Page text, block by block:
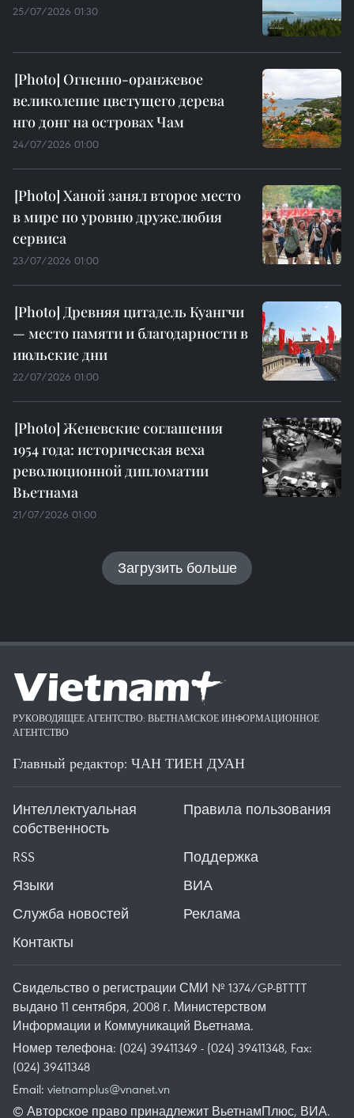
25/07/2026 01:30
Огненно-оранжевое
великолепие цветущего дерева
нго донг на островах Чам
24/07/2026 01:00
Ханой занял второе место
в мире по уровню дружелюбия
сервиса
23/07/2026 01:00
Древняя цитадель Куангчи
— место памяти и благодарности в
июльские дни
22/07/2026 01:00
Женевские соглашения
1954 года: историческая веха
революционной дипломатии
Вьетнама
21/07/2026 01:00
Загрузить больше
РУКОВОДЯЩЕЕ АГЕНТСТВО: ВЬЕТНАМСКОЕ ИНФОРМАЦИОННОЕ
АГЕНТСТВО
Главный редактор: ЧАН ТИЕН ДУАН
Интеллектуальная
собственность
Правила пользования
RSS
Поддержка
Языки
ВИА
Служба новостей
Реклама
Контакты
Свидельство о регистрации СМИ № 1374/GP-BTTTT
выдано 11 сентября, 2008 г. Министерством
Информации и Коммуникаций Вьетнама.
Номер телефона: (024) 39411349 - (024) 39411348, Fax:
(024) 39411348
Email: vietnamplus@vnanet.vn
© Авторское право принадлежит ВьетнамПлюс, ВИА.